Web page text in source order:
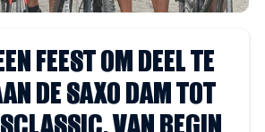
FEEST OM DEEL TE
DE SAXO DAM TOT
VAN BEGIN